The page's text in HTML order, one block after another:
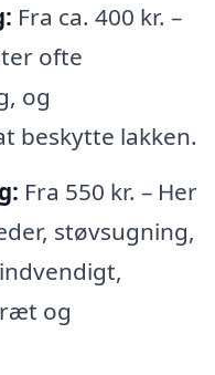
Fra ca. 400 kr. –
ofte
og
beskytte lakken.
Fra 550 kr. – Her
støvsugning,
og